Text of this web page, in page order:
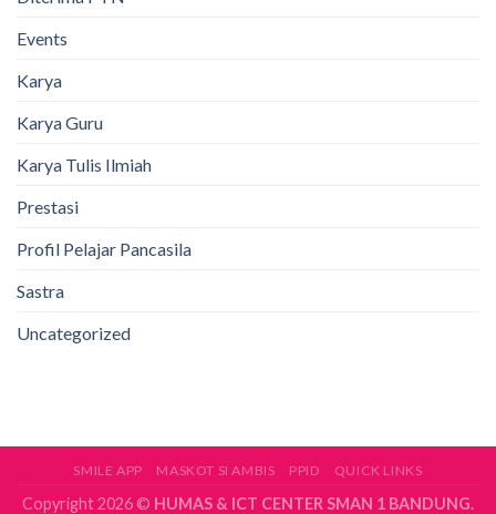
Events
Karya
Karya Guru
Karya Tulis Ilmiah
Prestasi
Profil Pelajar Pancasila
Sastra
Uncategorized
SMILE APP MASKOT SI AMBIS PPID QUICK LINKS
Copyright 2026 © HUMAS & ICT CENTER SMAN 1 BANDUNG.